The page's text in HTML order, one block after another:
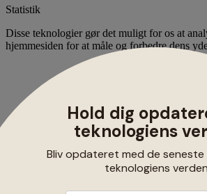
Statistik
Disse teknologier gør det muligt for os at
hjemmesiden for at måle og forbedre dens